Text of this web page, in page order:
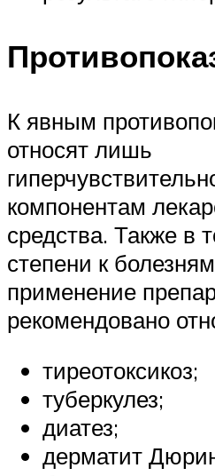
К явным
относят лишь
компонентам
средства. Также в
степени к
применение
рекомендовано
тиреотоксикоз;
туберкулез;
диатез;
дерматит